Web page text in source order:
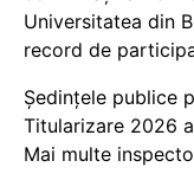
Universitatea din
record de
Ședințele publice
Titularizare 2026
Mai multe